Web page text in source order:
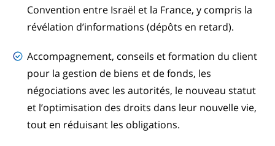
Convention entre Israël et la France, y compris la
révélation d’informations (dépôts en retard).
Accompagnement, conseils et formation du client
pour la gestion de biens et de fonds, les
négociations avec les autorités, le nouveau statut
et l’optimisation des droits dans leur nouvelle vie,
tout en réduisant les obligations.